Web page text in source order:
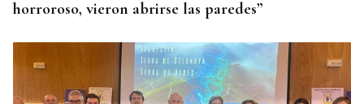
horroroso, vieron abrirse las paredes”